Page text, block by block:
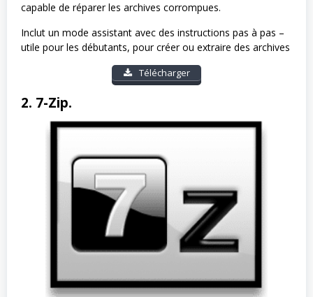
capable de réparer les archives corrompues.
Inclut un mode assistant avec des instructions pas à pas –
utile pour les débutants, pour créer ou extraire des archives
Télécharger
2. 7-Zip.